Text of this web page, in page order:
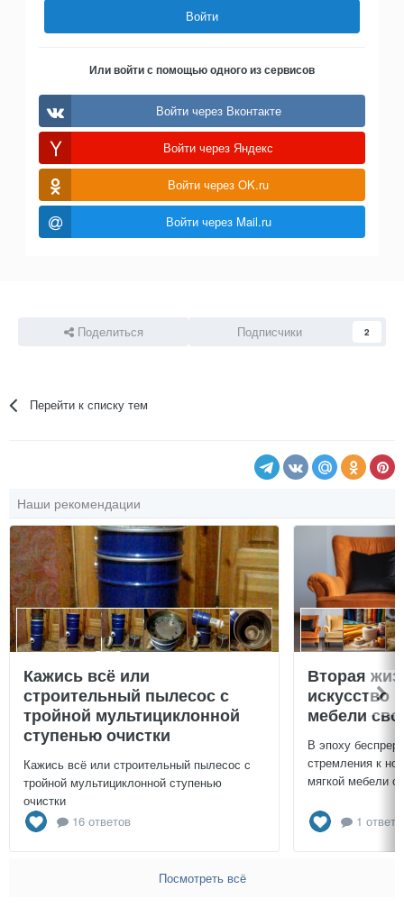
Войти
Или войти с помощью одного из сервисов
Войти через Вконтакте
Войти через Яндекс
Войти через OK.ru
Войти через Mail.ru
Поделиться Подписчики 2
Перейти к списку тем
Наши рекомендации
Кажись всё или
строительный пылесос с
тройной мультициклонной
ступенью очистки
Кажись всё или строительный пылесос с
тройной мультициклонной ступенью
очистки
16 ответов
Вторая
искусство
мебели
В эпоху
стремления к
мягкой мебели
1 ответ
Посмотреть всё